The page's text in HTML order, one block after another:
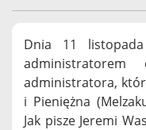
Dnia 11
administratorem
administratora,
i Pieniężna
Jak pisze Jeremi